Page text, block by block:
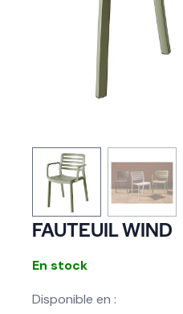
FAUTEUIL WIND
En stock
Disponible en :